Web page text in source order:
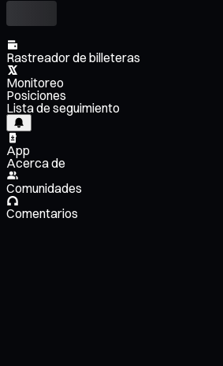
Rastreador de billeteras
Monitoreo
Posiciones
Lista de seguimiento
App
Acerca de
Comunidades
Comentarios